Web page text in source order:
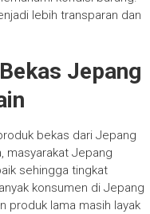
lebih transparan dan
Jepang
bekas dari Jepang
masyarakat Jepang
sehingga tingkat
konsumen di Jepang
produk lama masih layak